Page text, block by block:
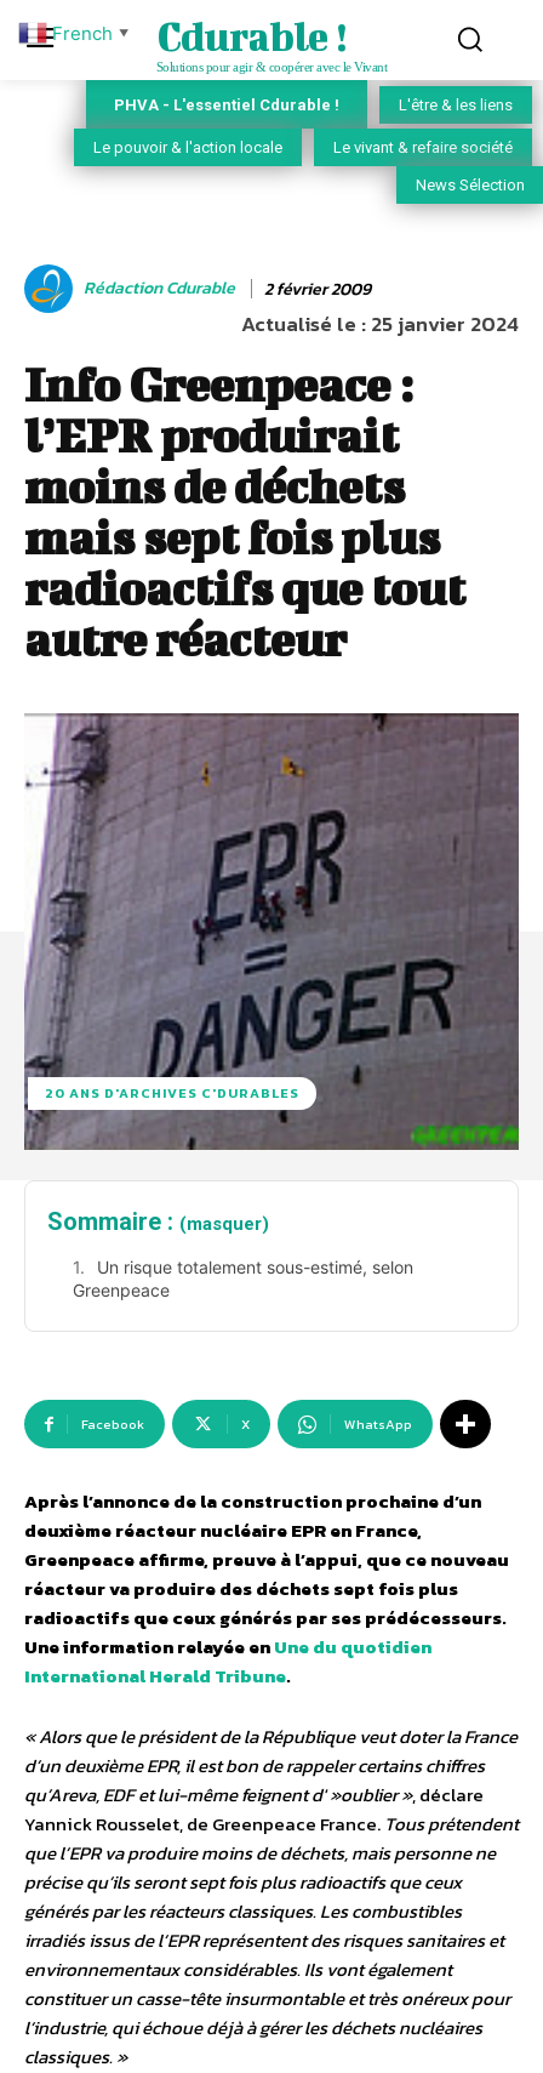
Cdurable !
Solutions pour agir & coopérer avec le Vivant
PHVA - L'essentiel Cdurable ! L'être & les liens
Le pouvoir & l'action locale Le vivant & refaire société
News Sélection
Rédaction Cdurable 2 février 2009
Actualisé le :25 janvier 2024
Info Greenpeace :
l’EPR produirait
moins de déchets
mais sept fois plus
radioactifs que tout
autre réacteur
20 ANS D'ARCHIVES C'DURABLES
Sommaire : (masquer)
Un risque totalement sous-estimé, selon
Greenpeace
Facebook X WhatsApp
Après l’annonce de la construction prochaine d’un
deuxième réacteur nucléaire EPR en France,
Greenpeace affirme, preuve à l’appui, que ce nouveau
réacteur va produire des déchets sept fois plus
radioactifs que ceux générés par ses prédécesseurs.
Une information relayée enUne du quotidien
International Herald Tribune.
« Alors que le président de la République veut doter la France
d’un deuxième EPR, il est bon de rappeler certains chiffres
qu’Areva, EDF et lui-même feignent d' »oublier », déclare
Yannick Rousselet, de Greenpeace France. Tous prétendent
que l’EPR va produire moins de déchets, mais personne ne
précise qu’ils seront sept fois plus radioactifs que ceux
générés par les réacteurs classiques. Les combustibles
irradiés issus de l’EPR représentent des risques sanitaires et
environnementaux considérables. Ils vont également
constituer un casse-tête insurmontable et très onéreux pour
l’industrie, qui échoue déjà à gérer les déchets nucléaires
classiques. »
French ▼